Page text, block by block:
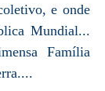
e onde
Mundial...
Família